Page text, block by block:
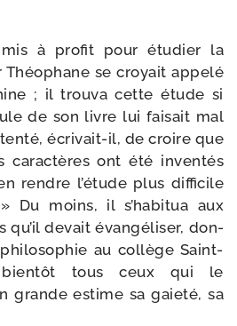
à pro­fit pour étu­dier la
Théophane se croyait appe­lé
; il trou­va cette étude si
de son livre lui fai­sait mal
écrivait-​il, de croire que
carac­tères ont été inven­tés
rendre l’étude plus dif­fi­cile
Du moins, il s’habitua aux
qu’il devait évan­gé­li­ser, don­
au col­lège Saint-​
bien­tôt tous ceux qui le
grande estime sa gaie­té, sa